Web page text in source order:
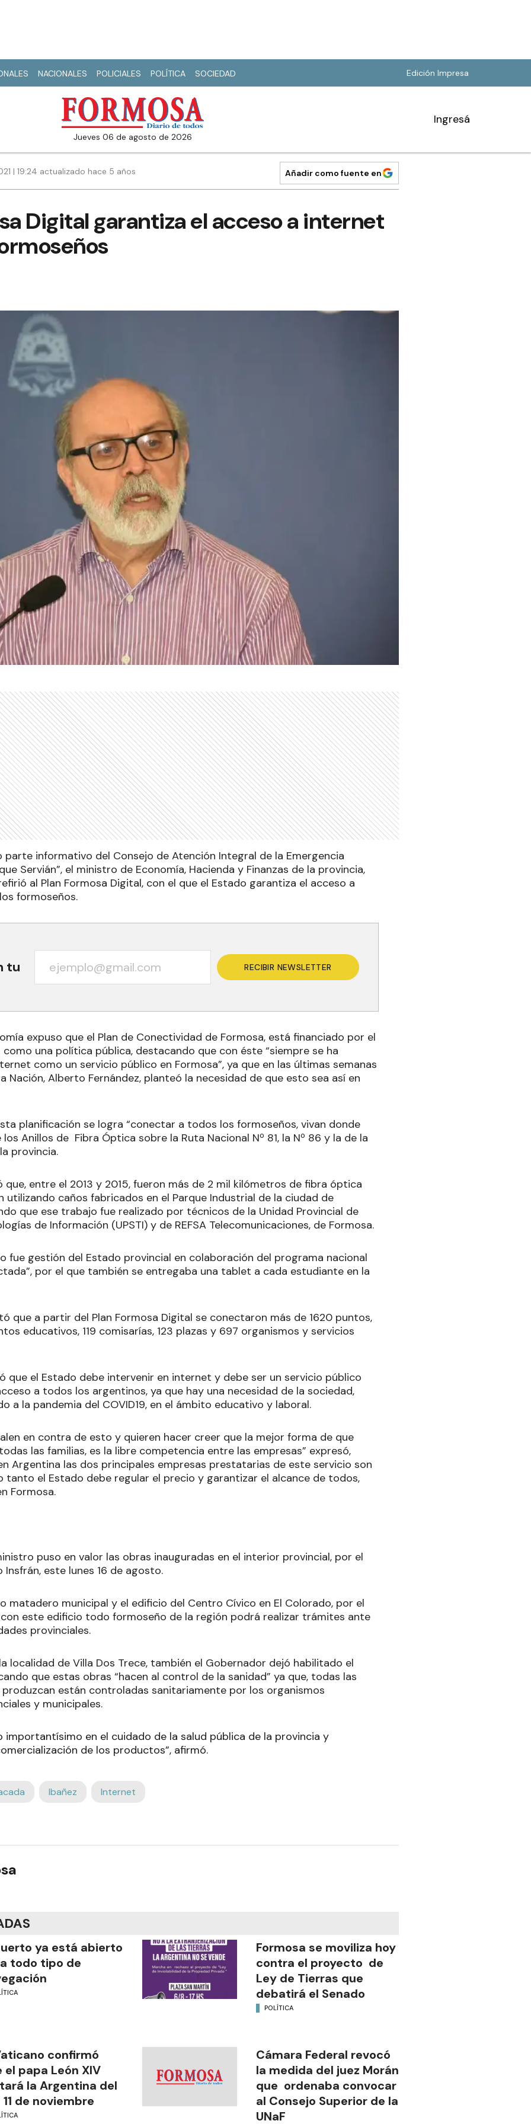
NACIONALES POLICIALES POLÍTICA SOCIEDAD Edición Impresa
jueves 06 de agosto de 2026
Ingresá
| 19:24 actualizado hace 5 años Añadir como fuente en
Digital garantiza el acceso a internet
parte informativo del Consejo de Atención Integral de la Emergencia
Servián”, el ministro de Economía, Hacienda y Finanzas de la provincia,
al Plan Formosa Digital, con el que el Estado garantiza el acceso a
formoseños.
tu RECIBIR NEWSLETTER
expuso que el Plan de Conectividad de Formosa, está financiado por el
una política pública, destacando que con éste “siempre se ha
como un servicio público en Formosa”, ya que en las últimas semanas
Nación, Alberto Fernández, planteó la necesidad de que esto sea así en
planificación se logra “conectar a todos los formoseños, vivan donde
Anillos de Fibra Óptica sobre la Ruta Nacional Nº 81, la Nº 86 y la de la
provincia.
que, entre el 2013 y 2015, fueron más de 2 mil kilómetros de fibra óptica
utilizando caños fabricados en el Parque Industrial de la ciudad de
que ese trabajo fue realizado por técnicos de la Unidad Provincial de
de Información (UPSTI) y de REFSA Telecomunicaciones, de Formosa.
fue gestión del Estado provincial en colaboración del programa nacional
por el que también se entregaba una tablet a cada estudiante en la
que a partir del Plan Formosa Digital se conectaron más de 1620 puntos,
educativos, 119 comisarías, 123 plazas y 697 organismos y servicios
que el Estado debe intervenir en internet y debe ser un servicio público
a todos los argentinos, ya que hay una necesidad de la sociedad,
a la pandemia del COVID19, en el ámbito educativo y laboral.
en contra de esto y quieren hacer creer que la mejor forma de que
las familias, es la libre competencia entre las empresas” expresó,
Argentina las dos principales empresas prestatarias de este servicio son
tanto el Estado debe regular el precio y garantizar el alcance de todos,
Formosa.
puso en valor las obras inauguradas en el interior provincial, por el
este lunes 16 de agosto.
matadero municipal y el edificio del Centro Cívico en El Colorado, por el
este edificio todo formoseño de la región podrá realizar trámites ante
provinciales.
localidad de Villa Dos Trece, también el Gobernador dejó habilitado el
que estas obras “hacen al control de la sanidad” ya que, todas las
produzcan están controladas sanitariamente por los organismos
y municipales.
importantísimo en el cuidado de la salud pública de la provincia y
de los productos”, afirmó.
Ibañez Internet
ya está abierto
todo tipo de
Formosa se moviliza hoy
contra el proyecto de
Ley de Tierras que
debatirá el Senado
POLÍTICA
confirmó
el papa León XIV
la Argentina del
11 de noviembre
Cámara Federal revocó
la medida del juez Morán
que ordenaba convocar
al Consejo Superior de la
UNaF